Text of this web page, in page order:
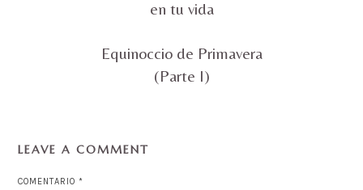
en tu vida
Equinoccio de Primavera
(Parte I)
LEAVE A COMMENT
COMENTARIO*